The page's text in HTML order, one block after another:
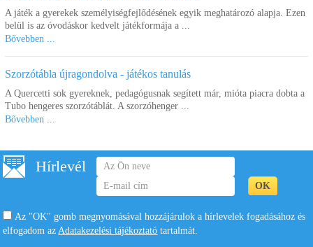
A játék a gyerekek személyiségfejlődésének egyik meghatározó alapja. Ezen
belül is az óvodáskor kedvelt játékformája a ...
Bővebben ...
Szorzótábla újragondolva - játékos tanulás
A Quercetti sok gyereknek, pedagógusnak segített már, mióta piacra dobta a
Tubo hengeres szorzótáblát. A szorzóhenger ...
Bővebben ...
Hírlevél
Az "OK" gomb megnyomásával hozzájárulok a hírlevelek fogadásához és
elfogadom az Adatakezelési tájékoztató tartalmát.